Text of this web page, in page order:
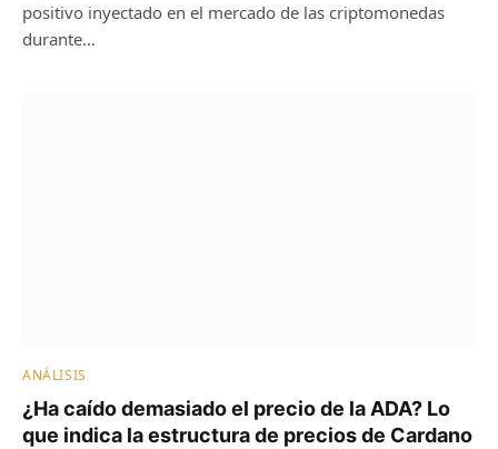
positivo inyectado en el mercado de las criptomonedas
durante…
ANÁLISIS
¿Ha caído demasiado el precio de la ADA? Lo
que indica la estructura de precios de Cardano